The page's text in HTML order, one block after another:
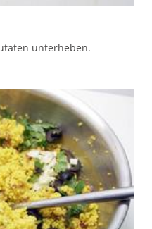
unterheben.